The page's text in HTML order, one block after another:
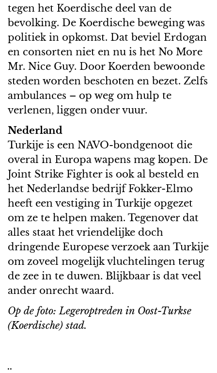
tegen het Koerdische deel van de
bevolking. De Koerdische beweging was
politiek in opkomst. Dat beviel Erdogan
en consorten niet en nu is het No More
Mr. Nice Guy. Door Koerden bewoonde
steden worden beschoten en bezet. Zelfs
ambulances – op weg om hulp te
verlenen, liggen onder vuur.
Nederland
Turkije is een NAVO-bondgenoot die
overal in Europa wapens mag kopen. De
Joint Strike Fighter is ook al besteld en
het Nederlandse bedrijf Fokker-Elmo
heeft een vestiging in Turkije opgezet
om ze te helpen maken. Tegenover dat
alles staat het vriendelijke doch
dringende Europese verzoek aan Turkije
om zoveel mogelijk vluchtelingen terug
de zee in te duwen. Blijkbaar is dat veel
ander onrecht waard.
Op de foto: Legeroptreden in Oost-Turkse
(Koerdische) stad.
..